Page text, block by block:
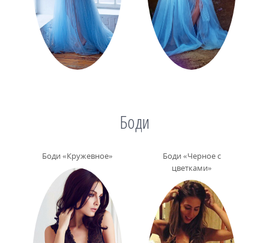
Боди
Боди «Кружевное»
Боди «Черное с
цветками»